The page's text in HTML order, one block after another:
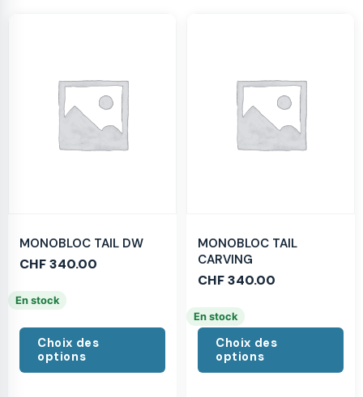
MONOBLOC TAIL DW
CHF340.00
En stock
Choix des
options
MONOBLOC TAIL
CARVING
CHF340.00
En stock
Choix des
options